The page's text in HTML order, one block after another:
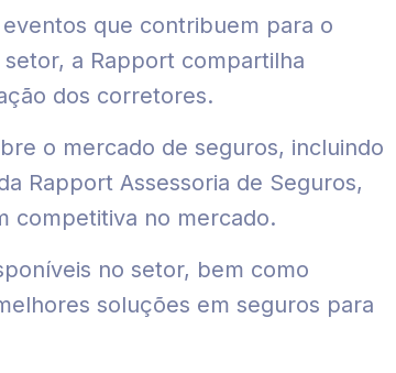
que contribuem para o
a Rapport compartilha
dos corretores.
o mercado de seguros, incluindo
Rapport Assessoria de Seguros,
competitiva no mercado.
no setor, bem como
soluções em seguros para